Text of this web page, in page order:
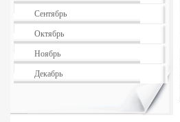
Сентябрь
Октябрь
Ноябрь
Декабрь